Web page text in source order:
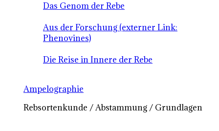
Das Genom der Rebe
Aus der Forschung (externer Link:
Phenovines)
Die Reise in Innere der Rebe
Ampelographie
Rebsortenkunde / Abstammung / Grundlagen